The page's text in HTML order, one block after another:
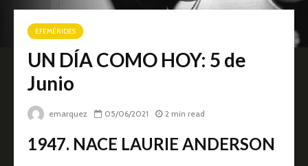
EFEMÉRIDES
UN DÍA COMO HOY: 5 de
Junio
emarquez 05/06/2021 2 min read
1947. NACE LAURIE ANDERSON